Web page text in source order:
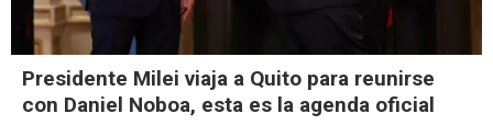
Presidente Milei viaja a Quito para reunirse
con Daniel Noboa, esta es la agenda oficial